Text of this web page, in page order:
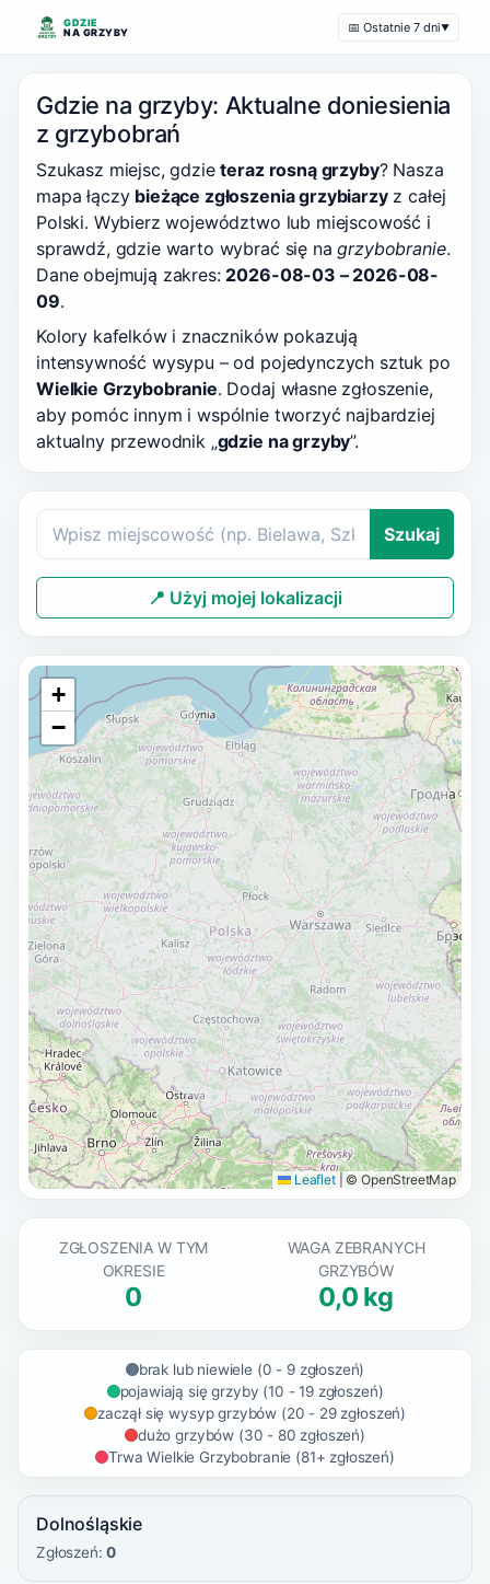
GDZIE
NA GRZYBY
📅 Ostatnie 7 dni▼
Gdzie na grzyby: Aktualne doniesienia
z grzybobrań
Szukasz miejsc, gdzieteraz rosną grzyby? Nasza
mapa łączy bieżące zgłoszenia grzybiarzyz całej
Polski. Wybierz województwo lub miejscowość i
sprawdź, gdzie warto wybrać się nagrzybobranie.
Dane obejmują zakres: 2026-08-03 – 2026-08-
09.
Kolory kafelków i znaczników pokazują
intensywność wysypu – od pojedynczych sztuk po
Wielkie Grzybobranie. Dodaj własne zgłoszenie,
aby pomóc innym i wspólnie tworzyć najbardziej
aktualny przewodnik „gdzie na grzyby”.
Szukaj
📍 Użyj mojej lokalizacji
+
−
Leaflet © OpenStreetMap
ZGŁOSZENIA W TYM
OKRESIE
0
WAGA ZEBRANYCH
GRZYBÓW
0,0 kg
brak lub niewiele (0 - 9 zgłoszeń)
pojawiają się grzyby (10 - 19 zgłoszeń)
zaczął się wysyp grzybów (20 - 29 zgłoszeń)
dużo grzybów (30 - 80 zgłoszeń)
Trwa Wielkie Grzybobranie (81+ zgłoszeń)
Dolnośląskie
Zgłoszeń:0